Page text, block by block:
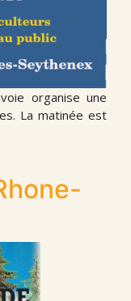
organise une
La matinée est